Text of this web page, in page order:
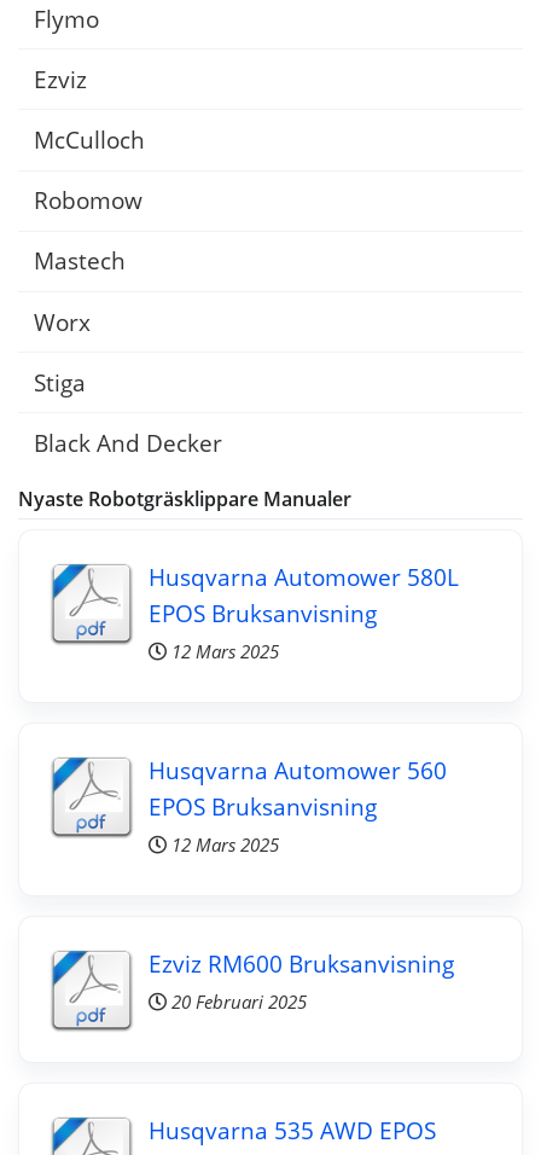
Flymo
Ezviz
McCulloch
Robomow
Mastech
Worx
Stiga
Black And Decker
Nyaste Robotgräsklippare Manualer
Husqvarna Automower 580L
EPOS Bruksanvisning
12 Mars 2025
Husqvarna Automower 560
EPOS Bruksanvisning
12 Mars 2025
Ezviz RM600 Bruksanvisning
20 Februari 2025
Husqvarna 535 AWD EPOS